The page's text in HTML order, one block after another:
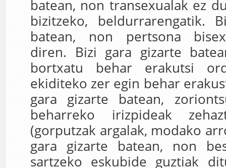
batean, non transexualak ez
bizitzeko, beldurrarengatik.
batean, non pertsona
diren. Bizi gara gizarte
bortxatu behar erakutsi
ekiditeko zer egin behar
gara gizarte batean,
beharreko irizpideak
(gorputzak argalak, modako
gara gizarte batean, non
sartzeko eskubide guztiak